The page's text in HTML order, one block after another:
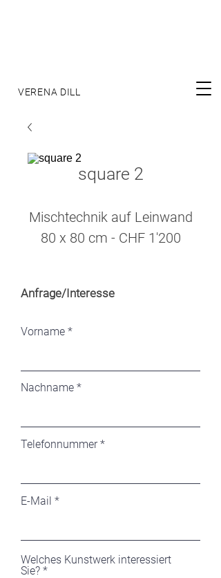
VERENA DILL
square 2
Mischtechnik auf Leinwand
80 x 80 cm - CHF 1'200
Anfrage/Interesse
Vorname
Nachname
Telefonnummer
E-Mail
Welches Kunstwerk interessiert
Sie?